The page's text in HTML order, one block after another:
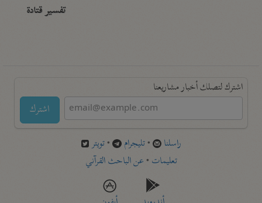
تفسير قتادة
اشترك لتصلك أخبار مشاريعنا
اشترك
راسلنا •تليجرام •تويتر
تعليمات •عن الباحث القرآني